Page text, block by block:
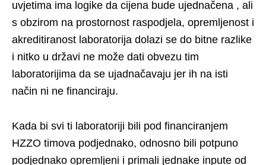
uvjetima ima logike da cijena bude ujednačena , ali
s obzirom na prostornost raspodjela, opremljenost i
akreditiranost laboratorija dolazi se do bitne razlike
i nitko u državi ne može dati obvezu tim
laboratorijima da se ujadnačavaju jer ih na isti
način ni ne financiraju.
Kada bi svi ti laboratoriji bili pod financiranjem
HZZO timova podjednako, odnosno bili potpuno
podjednako opremljeni i primali jednake inpute od